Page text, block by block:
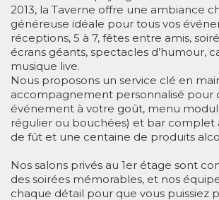
2013, la Taverne offre une ambiance
généreuse idéale pour tous vos
réceptions, 5 à 7, fêtes entre amis,
écrans géants, spectacles d’humour,
musique live.
Nous proposons un service clé en
accompagnement personnalisé pour
événement à votre goût, menu
régulier ou bouchées) et bar complet
de fût et une centaine de produits
Nos salons privés au 1er étage sont
des soirées mémorables, et nos
chaque détail pour que vous puissiez